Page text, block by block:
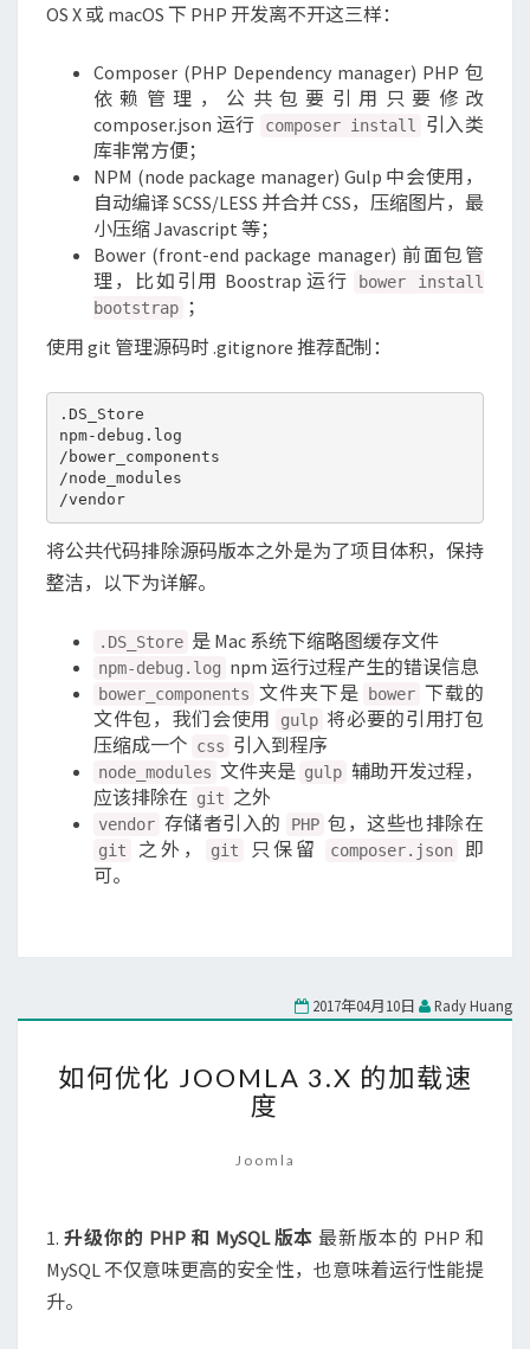
OS X 或 macOS 下 PHP 开发离不开这三样：
Composer (PHP Dependency manager) PHP 包
依赖管理，公共包要引用只要修改
composer.json 运行
composer install
引入类
库非常方便；
NPM (node package manager) Gulp 中会使用，
自动编译 SCSS/LESS 并合并 CSS，压缩图片，最
小压缩 Javascript 等；
Bower (front-end package manager) 前面包管
理，比如引用 Boostrap 运行
bower install
bootstrap
；
使用 git 管理源码时 .gitignore 推荐配制：
.DS_Store
npm-debug.log
/bower_components
/node_modules
/vendor
将公共代码排除源码版本之外是为了项目体积，保持
整洁，以下为详解。
.DS_Store 是 Mac 系统下缩略图缓存文件
npm-debug.log npm 运行过程产生的错误信息
bower_components 文件夹下是 bower 下载的
文件包，我们会使用
gulp 将必要的引用打包
压缩成一个 css 引入到程序
node_modules 文件夹是 gulp 辅助开发过程，
应该排除在 git 之外
vendor 存储者引入的 PHP 包，这些也排除在
git 之外， git 只保留 composer.json
即
可。
2017年04月10日 Rady Huang
何
优
JOOMLA
加
载
如何优化 JOOMLA 3.X 的加载速
度
Joomla
1. 升级你的 PHP 和 MySQL 版本 最新版本的 PHP 和
MySQL 不仅意味更高的安全性，也意味着运行性能提
升。